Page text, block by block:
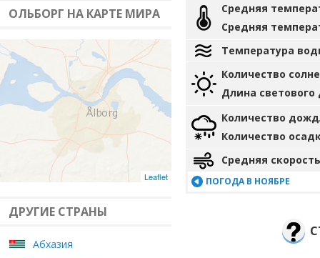
ОЛЬБОРГ НА КАРТЕ МИРА
Leaflet
ДРУГИЕ СТРАНЫ
Абхазия
Средняя
Средняя
Температура
Количество
Длина светового
Количество
Количество
Средняя
ПОГОДА В НОЯБРЕ